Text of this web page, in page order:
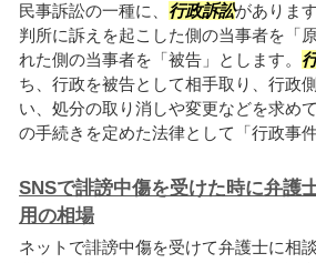
民事訴訟の一種に、 行政訴訟がありま
判所に訴えを起こした側の当事者を「
れた側の当事者を「被告」とします。
ち、行政を被告として相手取り、行政
い、処分の取り消しや変更などを求め
の手続きを定めた法律として「行政事
SNSで誹謗中傷を受けた時に弁護
用の相場
ネットで誹謗中傷を受けて弁護士に相